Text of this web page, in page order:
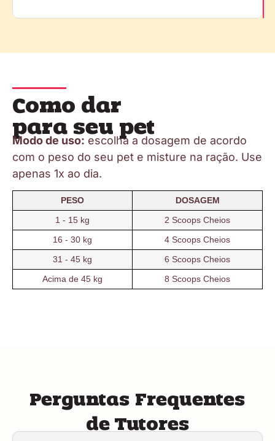
Como dar
para seu pet
Modo de uso: escolha a dosagem de acordo
com o peso do seu pet e misture na ração. Use
apenas 1x ao dia.
PESO
DOSAGEM
1 - 15 kg
2 Scoops Cheios
16 - 30 kg
4 Scoops Cheios
31 - 45 kg
6 Scoops Cheios
Acima de 45 kg
8 Scoops Cheios
Perguntas Frequentes
de Tutores